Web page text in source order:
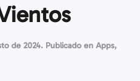
de 2024. Publicado en Apps,